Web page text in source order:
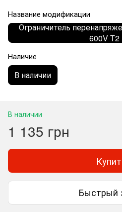
Название модификации
Ограничитель
600V T2
Наличие
В наличии
В наличии
1 135 грн
Быстрый